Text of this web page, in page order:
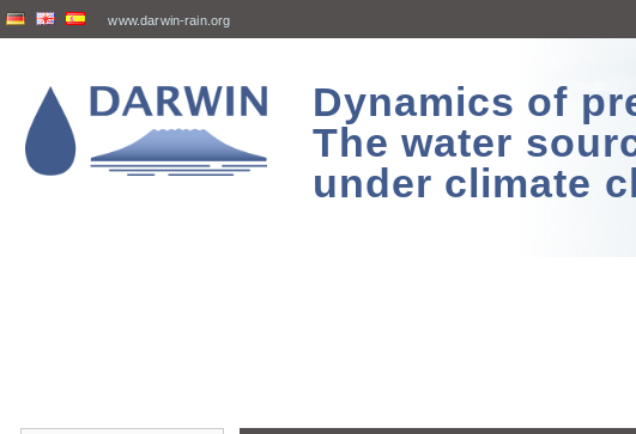
www.darwin-rain.org
Dynamics of
The water
under climate